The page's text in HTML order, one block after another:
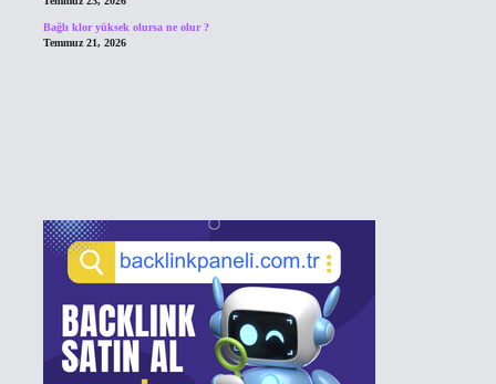
Bağlı klor yüksek olursa ne olur ?
Temmuz 21, 2026